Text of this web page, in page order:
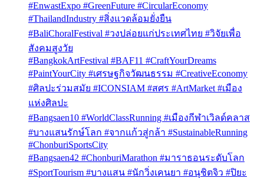
#EnwastExpo #GreenFuture #CircularEconomy
#ThailandIndustry #สิ่งแวดล้อมยั่งยืน
#BaliChoralFestival #วงปล่อยแก่ประเทศไทย #วิจัยเพื่อ
สังคมสูงวัย
#BangkokArtFestival #BAF11 #CraftYourDreams
#PaintYourCity #เศรษฐกิจวัฒนธรรม #CreativeEconomy
#ศิลปะร่วมสมัย #ICONSIAM #สศร #ArtMarket #เมือง
แห่งศิลปะ
#Bangsaen10 #WorldClassRunning #เมืองกีฬาเวิลด์คลาส
#บางแสนรักษ์โลก #จากแก้วสู่กล้า #SustainableRunning
#ChonburiSportsCity
#Bangsaen42 #ChonburiMarathon #มาราธอนระดับโลก
#SportTourism #บางแสน #นักวิ่งเคนยา #อนุชิตจิว #ปิยะ